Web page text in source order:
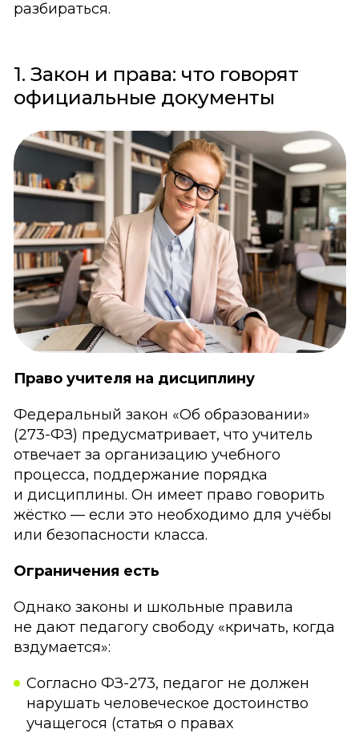
разбираться.
1. Закон и права: что говорят
официальные документы
Право учителя на дисциплину
Федеральный закон «Об образовании»
(273-ФЗ) предусматривает, что учитель
отвечает за организацию учебного
процесса, поддержание порядка
и дисциплины. Он имеет право говорить
жёстко — если это необходимо для учёбы
или безопасности класса.
Ограничения есть
Однако законы и школьные правила
не дают педагогу свободу «кричать, когда
вздумается»:
Согласно ФЗ-273, педагог не должен
нарушать человеческое достоинство
учащегося (статья о правах